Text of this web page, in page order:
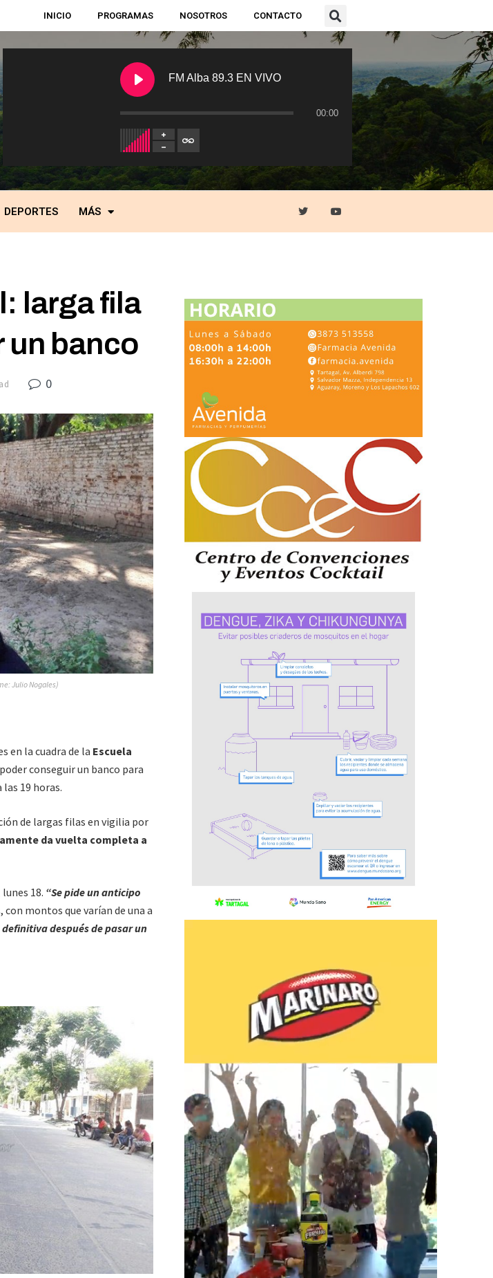
INICIO PROGRAMAS NOSOTROS CONTACTO
FM Alba 89.3 EN VIVO
00:00
DEPORTES MÁS
larga fila
un banco
0
Julio Nogales)
en la cuadra de la Escuela
conseguir un banco para
19 horas.
de largas filas en vigilia por
da vuelta completa a
18. “Se pide un anticipo
montos que varían de una a
después de pasar un